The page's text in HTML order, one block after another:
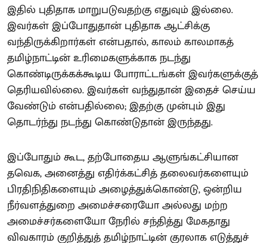
இதில் புதிதாக மாறுபடுவதற்கு எதுவும் இல்லை.
இவர்கள் இப்போதுதான் புதிதாக ஆட்சிக்கு
வந்திருக்கிறார்கள் என்பதால், காலம் காலமாகத்
தமிழ்நாட்டின் உரிமைகளுக்காக நடந்து
கொண்டிருக்கக்கூடிய போராட்டங்கள் இவர்களுக்குத்
தெரியவில்லை. இவர்கள் வந்துதான் இதைச் செய்ய
வேண்டும் என்பதில்லை; இதற்கு முன்பும் இது
தொடர்ந்து நடந்து கொண்டுதான் இருந்தது.
இப்போதும் கூட, தற்போதைய ஆளுங்கட்சியான
தவெக, அனைத்து எதிர்க்கட்சித் தலைவர்களையும்
பிரதிநிதிகளையும் அழைத்துக்கொண்டு, ஒன்றிய
நீர்வளத்துறை அமைச்சரையோ அல்லது மற்ற
அமைச்சர்களையோ நேரில் சந்தித்து மேகதாது
விவகாரம் குறித்துத் தமிழ்நாட்டின் குரலாக எடுத்துச்